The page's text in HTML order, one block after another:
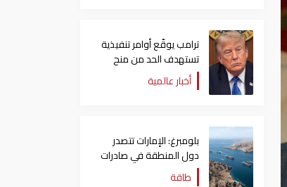
ترامب يوقّع أوامر تنفيذية
تستهدف الحد من منح
الجنسية الأمريكية بالولادة
أخبار عالمية
بلومبرغ: الإمارات تتصدر
دول المنطقة في صادرات
النفط عبر مضيق هرمز
طاقة